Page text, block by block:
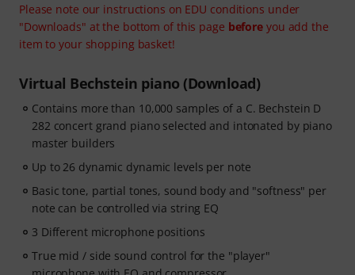
Please note our instructions on EDU conditions under
"Downloads" at the bottom of this page before you add the
item to your shopping basket!
Virtual Bechstein piano (Download)
Contains more than 10,000 samples of a C. Bechstein D
282 concert grand piano selected and intonated by piano
master builders
Up to 26 dynamic dynamic levels per note
Basic tone, partial tones, sound body and "softness" per
note can be controlled via string EQ
3 Different microphone positions
True mid / side sound control for the "player"